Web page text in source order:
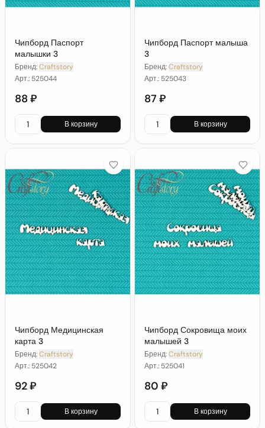
Чипборд Паспорт
малышки 3
Бренд:Craftstory
Арт.: 525044
88 ₽
В корзину
Чипборд Паспорт малыша
3
Бренд:Craftstory
Арт.: 525043
87 ₽
В корзину
Чипборд Медицинская
карта 3
Бренд:Craftstory
Арт.: 525042
92 ₽
В корзину
Чипборд Сокровища моих
малышей 3
Бренд:Craftstory
Арт.: 525041
80 ₽
В корзину